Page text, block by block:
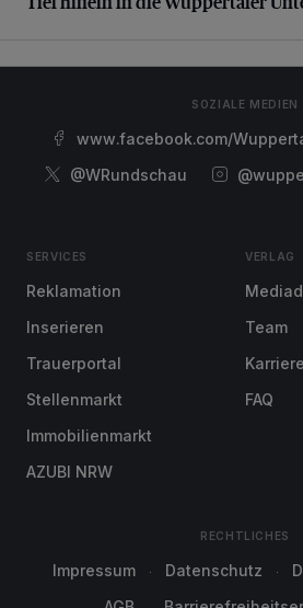
SOZIALE MEDIEN
www.facebook.com/
@WRundschau
SERVICES
Reklamation
Inserieren
Trauerportal
Stellenmarkt
Immobilienmarkt
AZUBI NRW
VERLAG
Team
Karriere
FAQ
RECHTLICHES
Impressum Datenschutz